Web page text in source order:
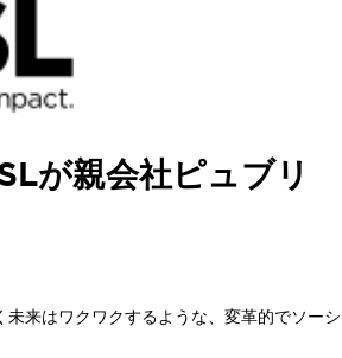
が親会社ピュブリ
未来はワクワクするような、変革的でソーシ